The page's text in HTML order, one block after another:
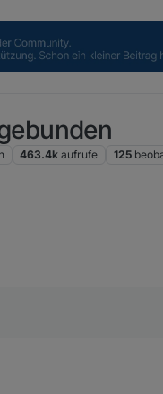
463.4k aufrufe 125